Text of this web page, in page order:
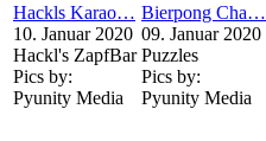
Hackls Karao…
10. Januar 2020
Hackl's ZapfBar
Pics by:
Pyunity Media
Bierpong Cha…
09. Januar 2020
Puzzles
Pics by:
Pyunity Media